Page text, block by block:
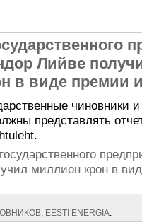
Лийве
в виде премии
чиновники
представлять
миллион крон в
, EESTI ENERGIA.